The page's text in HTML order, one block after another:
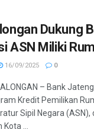
Dukung
ASN Miliki
16/09/2025 0
– Bank Jateng
Kredit Pemilikan
Sipil Negara (ASN),
...